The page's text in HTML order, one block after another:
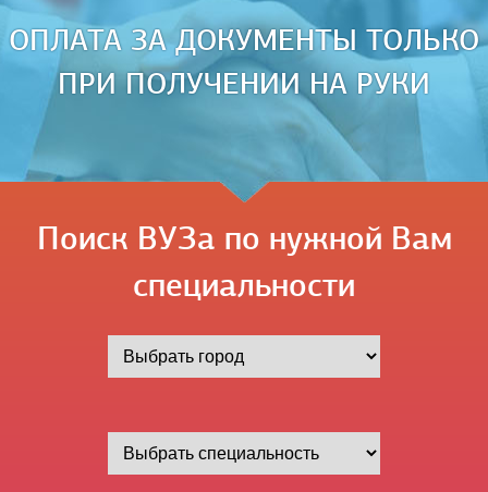
ОПЛАТА ЗА ДОКУМЕНТЫ ТОЛЬКО
ПРИ ПОЛУЧЕНИИ НА РУКИ
Поиск ВУЗа по нужной Вам
специальности